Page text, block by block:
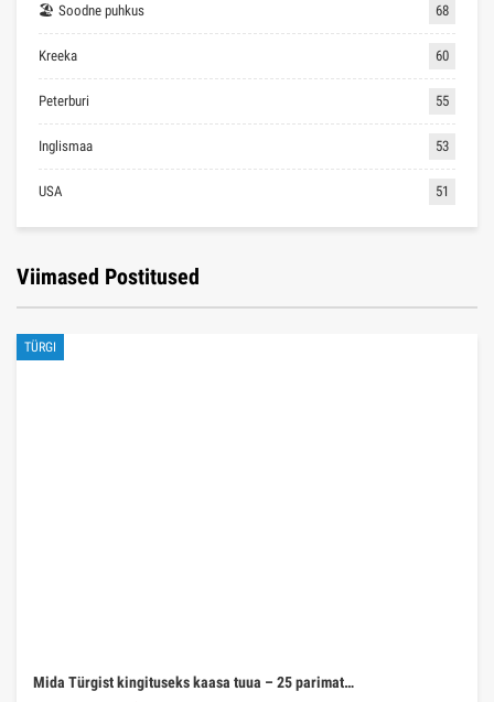
🏖 Soodne puhkus 68
Kreeka 60
Peterburi 55
Inglismaa 53
USA 51
Viimased Postitused
TÜRGI
Mida Türgist kingituseks kaasa tuua – 25 parimat…